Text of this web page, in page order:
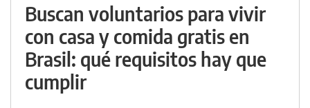
Buscan voluntarios para vivir
con casa y comida gratis en
Brasil: qué requisitos hay que
cumplir